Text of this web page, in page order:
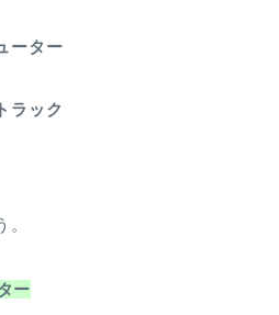
ーター
ラック
ー